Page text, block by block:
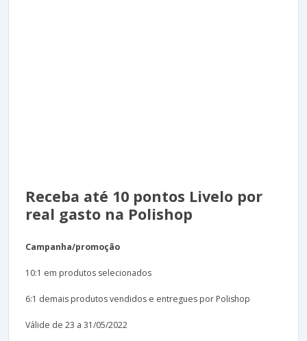
Receba até 10 pontos Livelo por
real gasto na Polishop
Campanha/promoção
10:1 em produtos selecionados
6:1 demais produtos vendidos e entregues por Polishop
Válide de 23 a 31/05/2022